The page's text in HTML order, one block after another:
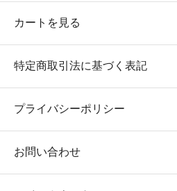
カートを見る
特定商取引法に基づく表記
プライバシーポリシー
お問い合わせ